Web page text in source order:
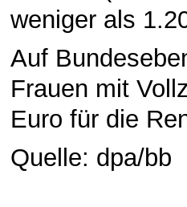
weniger als
Auf
Frauen mit
Euro für die
Quelle: dpa/bb